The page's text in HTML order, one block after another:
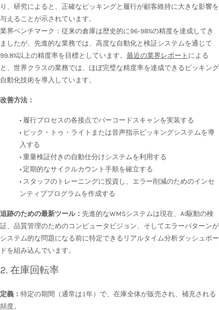
り、研究によると、正確なピッキングと履行が顧客維持に大きな影響を
与えることが示されています。
業界ベンチマーク：従来の倉庫は歴史的に96-98%の精度を達成してき
ましたが、先進的な業務では、高度な自動化と検証システムを通じて
99.8%以上の精度率を目標としています。 最近の業界レポート による
と、世界クラスの業務では、ほぼ完璧な精度率を達成できるピッキング
自動化技術を導入しています。
改善方法：
• 履行プロセスの各接点でバーコードスキャンを実装する
• ピック・トゥ・ライトまたは音声指示ピッキングシステムを導
入する
• 重量検証付きの自動仕分けシステムを利用する
• 定期的なサイクルカウント手順を確立する
• スタッフのトレーニングに投資し、エラー削減のためのインセ
ンティブプログラムを作成する
追跡のための最新ツール： 先進的なWMSシステムは現在、AI駆動の検
証、品質管理のためのコンピュータビジョン、そしてエラーパターンが
システム的な問題になる前に特定できるリアルタイム分析ダッシュボー
ドを組み込んでいます。
2. 在庫回転率
定義： 特定の期間（通常は1年）で、在庫全体が販売され、補充される
頻度。